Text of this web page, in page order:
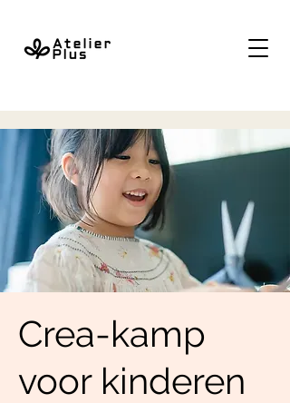
Crea-kamp
voor kinderen